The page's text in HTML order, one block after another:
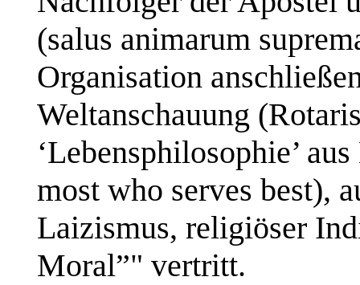
(salus animarum
Organisation
Weltanschauung (
‘Lebensphilosophie’
most who serves best),
Laizismus, religiöser
Moral”" vertritt.